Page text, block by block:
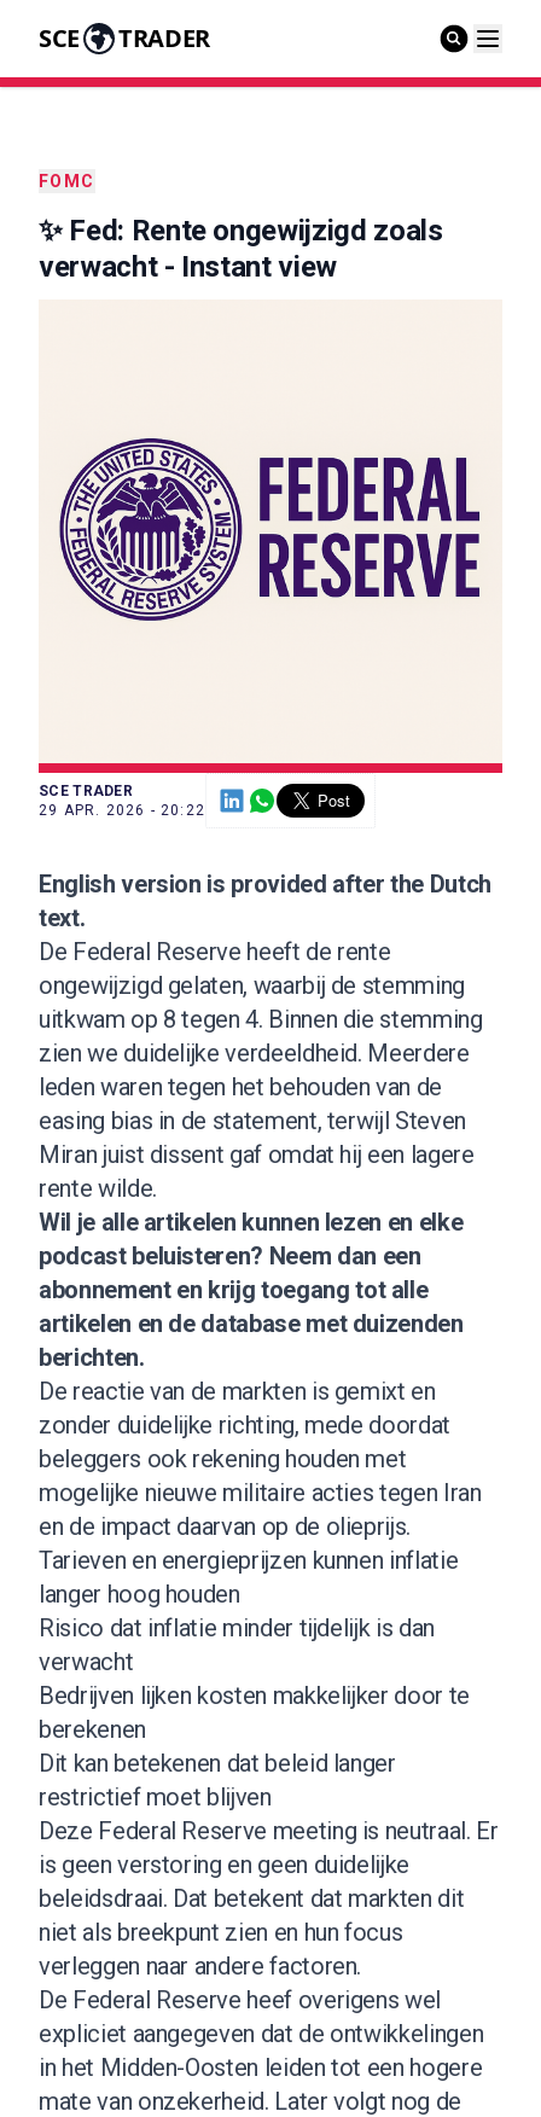
SCE TRADER
FOMC
✨ Fed: Rente ongewijzigd zoals
verwacht - Instant view
SCE TRADER
29 APR. 2026 - 20:22
English version is provided after the Dutch
text.
De Federal Reserve heeft de rente
ongewijzigd gelaten, waarbij de stemming
uitkwam op 8 tegen 4. Binnen die stemming
zien we duidelijke verdeeldheid. Meerdere
leden waren tegen het behouden van de
easing bias in de statement, terwijl Steven
Miran juist dissent gaf omdat hij een lagere
rente wilde.
Wil je alle artikelen kunnen lezen en elke
podcast beluisteren? Neem dan een
abonnementen krijg toegang tot alle
artikelen en de database met duizenden
berichten.
De reactie van de markten is gemixt en
zonder duidelijke richting, mede doordat
beleggers ook rekening houden met
mogelijke nieuwe militaire acties tegen Iran
en de impact daarvan op de olieprijs.
Tarieven en energieprijzen kunnen inflatie
langer hoog houden
Risico dat inflatie minder tijdelijk is dan
verwacht
Bedrijven lijken kosten makkelijker door te
berekenen
Dit kan betekenen dat beleid langer
restrictief moet blijven
Deze Federal Reserve meeting is neutraal. Er
is geen verstoring en geen duidelijke
beleidsdraai. Dat betekent dat markten dit
niet als breekpunt zien en hun focus
verleggen naar andere factoren.
De Federal Reserve heef overigens wel
expliciet aangegeven dat de ontwikkelingen
in het Midden-Oosten leiden tot een hogere
mate van onzekerheid. Later volgt nog de